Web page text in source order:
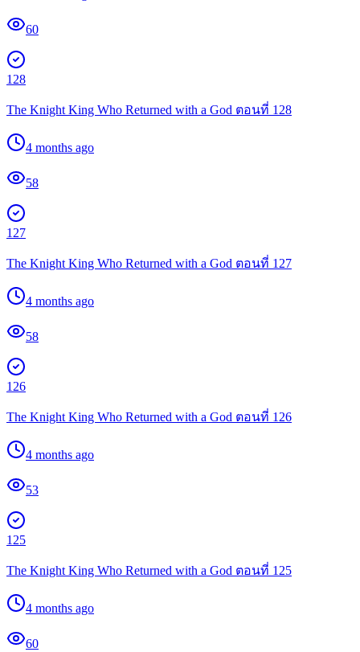
60
128
The Knight King Who Returned with a God ตอนที่ 128
4 months ago
58
127
The Knight King Who Returned with a God ตอนที่ 127
4 months ago
58
126
The Knight King Who Returned with a God ตอนที่ 126
4 months ago
53
125
The Knight King Who Returned with a God ตอนที่ 125
4 months ago
60